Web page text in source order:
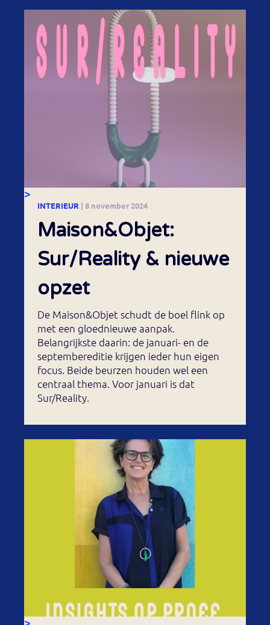
>
INTERIEUR | 8 november 2024
Maison&Objet:
Sur/Reality & nieuwe
opzet
De Maison&Objet schudt de boel flink op
met een gloednieuwe aanpak.
Belangrijkste daarin: de januari- en de
septembereditie krijgen ieder hun eigen
focus. Beide beurzen houden wel een
centraal thema. Voor januari is dat
Sur/Reality.
>